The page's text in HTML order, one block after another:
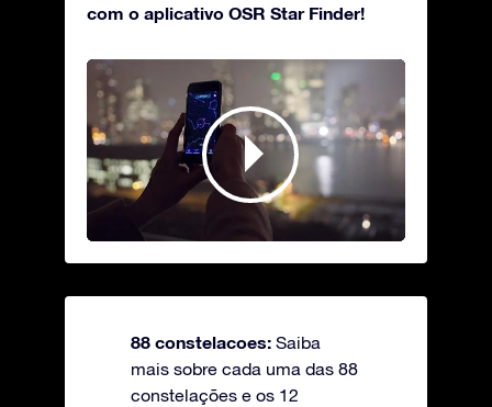
com o aplicativo OSR Star Finder!
88 constelacoes: Saiba
mais sobre cada uma das 88
constelações e os 12